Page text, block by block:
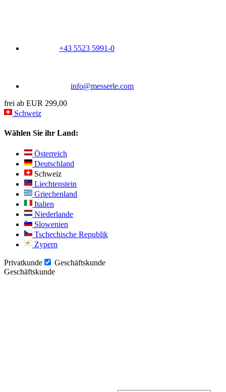
+43 5523 5991-0
info@messerle.com
frei ab EUR 299,00
Schweiz
Wählen Sie ihr Land:
Österreich
Deutschland
Schweiz
Liechtenstein
Griechenland
Italien
Niederlande
Slowenien
Tschechische Republik
Zypern
Privatkunde
Geschäftskunde
Geschäftskunde